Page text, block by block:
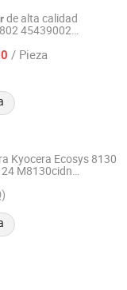
de alta calidad
45439002
/ Pieza
CO., LTD
Kyocera Ecosys 8130
M8130cidn
Ltd.